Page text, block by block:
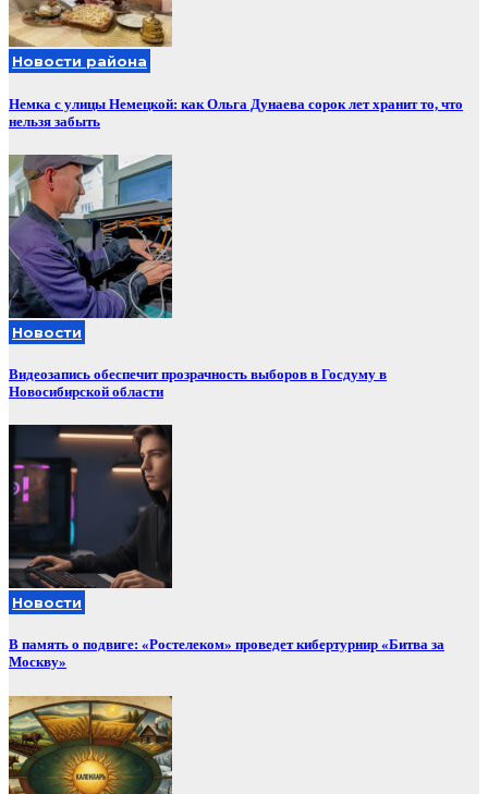
Новости района
Немка с улицы Немецкой: как Ольга Дунаева сорок лет хранит то, что
нельзя забыть
Новости
Видеозапись обеспечит прозрачность выборов в Госдуму в
Новосибирской области
Новости
В память о подвиге: «Ростелеком» проведет кибертурнир «Битва за
Москву»